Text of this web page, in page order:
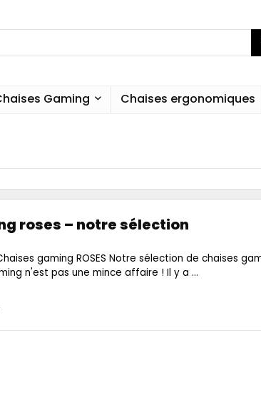
Gaming Chaises ergonomiques
roses – notre sélection
Chaises gaming ROSES Notre sélection de chaises
n'est pas une mince affaire ! Il y a ...